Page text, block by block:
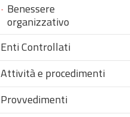
Benessere
organizzativo
Enti Controllati
Attività e procedimenti
Provvedimenti